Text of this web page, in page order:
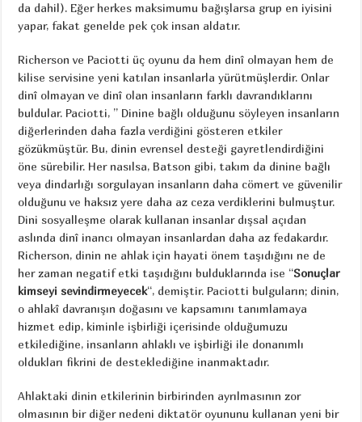
da dahil). Eğer herkes maksimumu bağışlarsa grup en iyisini
yapar, fakat genelde pek çok insan aldatır.
Richerson ve Paciotti üç oyunu da hem dinî olmayan hem de
kilise servisine yeni katılan insanlarla yürütmüşlerdir. Onlar
dinî olmayan ve dinî olan insanların farklı davrandıklarını
buldular. Paciotti, ” Dinine bağlı olduğunu söyleyen insanların
diğerlerinden daha fazla verdiğini gösteren etkiler
gözükmüştür. Bu, dinin evrensel desteği gayretlendirdiğini
öne sürebilir. Her nasılsa, Batson gibi, takım da dinine bağlı
veya dindarlığı sorgulayan insanların daha cömert ve güvenilir
olduğunu ve haksız yere daha az ceza verdiklerini bulmuştur.
Dini sosyalleşme olarak kullanan insanlar dışsal açıdan
aslında dinî inancı olmayan insanlardan daha az fedakardır.
Richerson, dinin ne ahlak için hayati önem taşıdığını ne de
her zaman negatif etki taşıdığını bulduklarında ise “Sonuçlar
kimseyi sevindirmeyecek“, demiştir. Paciotti bulguların; dinin,
o ahlakî davranışın doğasını ve kapsamını tanımlamaya
hizmet edip, kiminle işbirliği içerisinde olduğumuzu
etkilediğine, insanların ahlaklı ve işbirliği ile donanımlı
oldukları fikrini de desteklediğine inanmaktadır.
Ahlaktaki dinin etkilerinin birbirinden ayrılmasının zor
olmasının bir diğer nedeni diktatör oyununu kullanan yeni bir